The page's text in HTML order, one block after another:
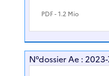
PDF- 1.2 Mio
N°dossier Ae :